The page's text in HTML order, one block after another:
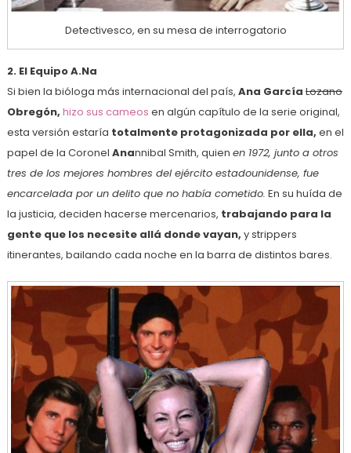
Detectivesco, en su mesa de interrogatorio
2. El Equipo A.Na
Si bien la bióloga más internacional del país, Ana García Lozano
Obregón, hizo sus cameos en algún capítulo de la serie original,
esta versión estaría totalmente protagonizada por ella, en el
papel de la Coronel Anannibal Smith, quien en 1972, junto a otros
tres de los mejores hombres del ejército estadounidense, fue
encarcelada por un delito que no había cometido. En su huída de
la justicia, deciden hacerse mercenarios, trabajando para la
gente que los necesite allá donde vayan, y strippers
itinerantes, bailando cada noche en la barra de distintos bares.